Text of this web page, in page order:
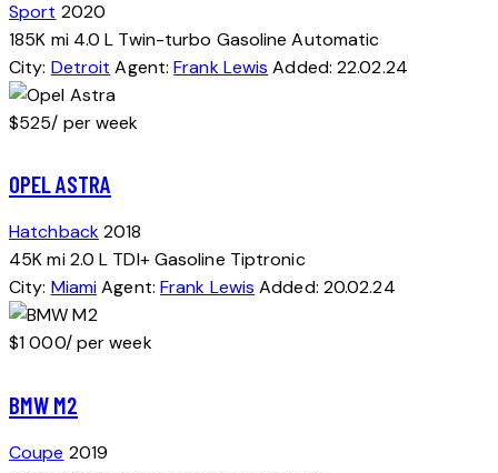
Sport 2020
185K mi 4.0 L Twin-turbo Gasoline Automatic
City: Detroit Agent: Frank Lewis Added: 22.02.24
$525/ per week
OPEL ASTRA
Hatchback2018
45K mi 2.0 L TDI+ Gasoline Tiptronic
City: Miami Agent: Frank Lewis Added: 20.02.24
$1 000/ per week
BMW M2
Coupe 2019